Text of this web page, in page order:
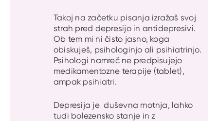
Takoj na začetku pisanja izražaš svoj
strah pred depresijo in antidepresivi.
Ob tem mi ni čisto jasno, koga
obiskuješ, psihologinjo ali psihiatrinjo.
Psihologi namreč ne predpisujejo
medikamentozne terapije (tablet),
ampak psihiatri.
Depresija je duševna motnja, lahko
tudi bolezensko stanje in z